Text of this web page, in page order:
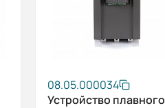
08.05.000034
Устройство плавного